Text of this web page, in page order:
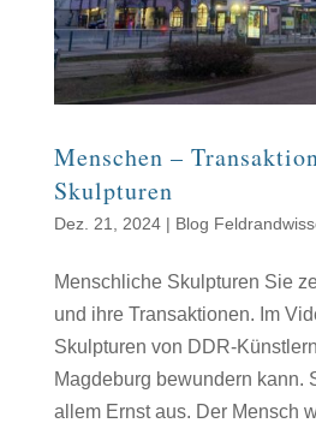
Menschen –
Skulpturen
Dez. 21, 2024| Blog
Menschliche Skulpturen Sie
und ihre Transaktionen. Im
Skulpturen von DDR-
Magdeburg bewundern kann.
allem Ernst aus. Der Mensch